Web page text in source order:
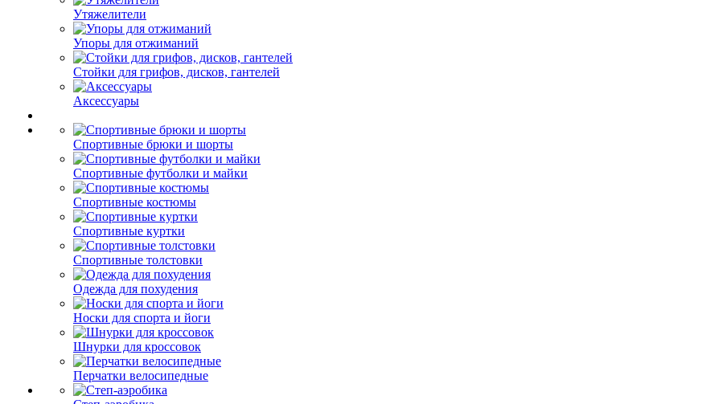
Утяжелители
Упоры для отжиманий
Стойки для грифов, дисков, гантелей
Аксессуары
Спортивные брюки и шорты
Спортивные футболки и майки
Спортивные костюмы
Спортивные куртки
Спортивные толстовки
Одежда для похудения
Носки для спорта и йоги
Шнурки для кроссовок
Перчатки велосипедные